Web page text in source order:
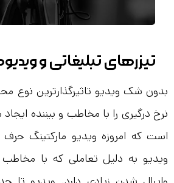
تیزرهای تبلیغاتی و
بدون شک ویدیو تاثیرگذارترین نوع
نرخ درگیری را با مخاطب و بیننده
است که امروزه ویدیو مارکتینگ حرف
ویدیو به دلیل تعاملی که با مخاطب